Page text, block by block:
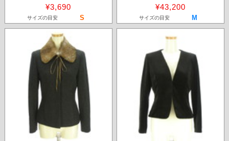
¥3,690
サイズの目安 S
¥43,200
サイズの目安 M